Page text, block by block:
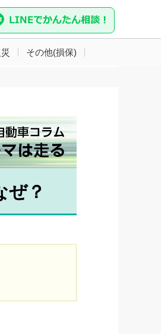
その他(損保)
ぜ？